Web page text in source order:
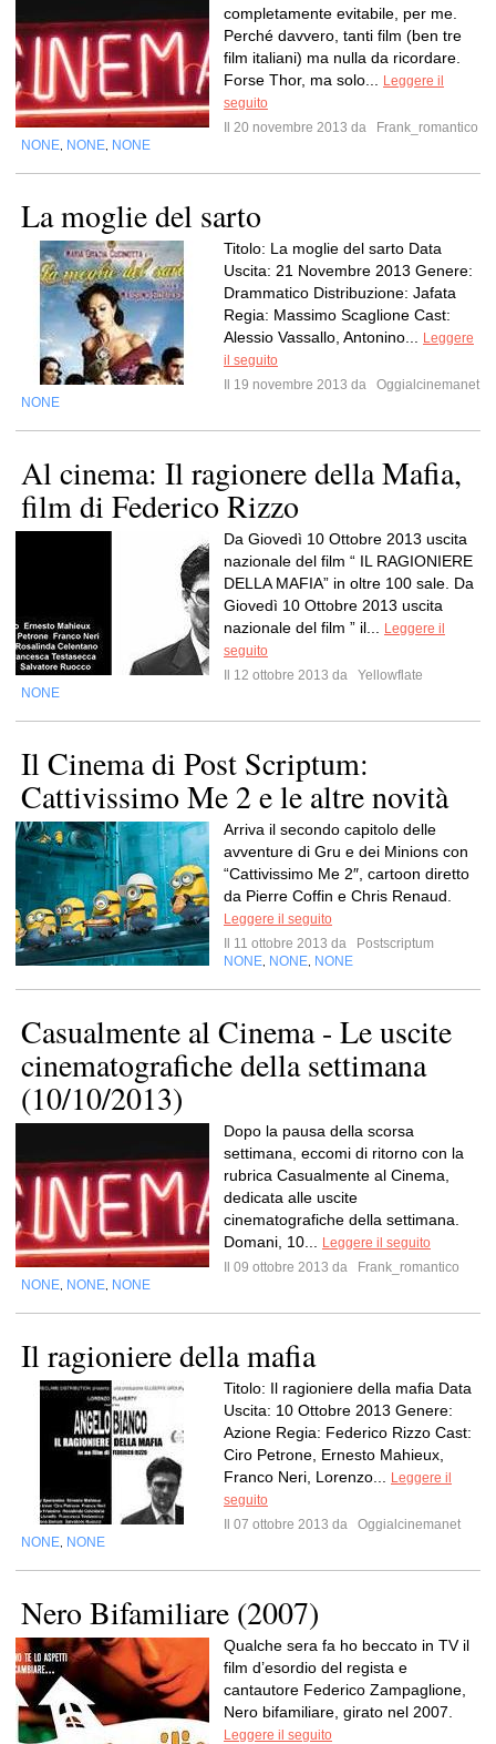
completamente evitabile, per me.
Perché davvero, tanti film (ben tre
film italiani) ma nulla da ricordare.
Forse Thor, ma solo...
Leggere il
seguito
Il 20 novembre 2013 da
Frank_romantico
NONE NONE NONE
La moglie del sarto
Titolo: La moglie del sarto Data
Uscita: 21 Novembre 2013 Genere:
Drammatico Distribuzione: Jafata
Regia: Massimo Scaglione Cast:
Alessio Vassallo, Antonino...
Leggere
il seguito
Il 19 novembre 2013 da
Oggialcinemanet
NONE
Al cinema: Il ragionere della Mafia,
film di Federico Rizzo
Da Giovedì 10 Ottobre 2013 uscita
nazionale del film “ IL RAGIONIERE
DELLA MAFIA” in oltre 100 sale. Da
Giovedì 10 Ottobre 2013 uscita
nazionale del film ” il...
Leggere il
seguito
Il 12 ottobre 2013 da
Yellowflate
NONE
Il Cinema di Post Scriptum:
Cattivissimo Me 2 e le altre novità
Arriva il secondo capitolo delle
avventure di Gru e dei Minions con
“Cattivissimo Me 2″, cartoon diretto
da Pierre Coffin e Chris Renaud.
Leggere il seguito
Il 11 ottobre 2013 da
Postscriptum
NONE NONE NONE
Casualmente al Cinema - Le uscite
cinematografiche della settimana
(10/10/2013)
Dopo la pausa della scorsa
settimana, eccomi di ritorno con la
rubrica Casualmente al Cinema,
dedicata alle uscite
cinematografiche della settimana.
Domani, 10...
Leggere il seguito
Il 09 ottobre 2013 da
Frank_romantico
NONE NONE NONE
Il ragioniere della mafia
Titolo: Il ragioniere della mafia Data
Uscita: 10 Ottobre 2013 Genere:
Azione Regia: Federico Rizzo Cast:
Ciro Petrone, Ernesto Mahieux,
Franco Neri, Lorenzo...
Leggere il
seguito
Il 07 ottobre 2013 da
Oggialcinemanet
NONE NONE
Nero Bifamiliare (2007)
Qualche sera fa ho beccato in TV il
film d’esordio del regista e
cantautore Federico Zampaglione,
Nero bifamiliare, girato nel 2007.
Leggere il seguito